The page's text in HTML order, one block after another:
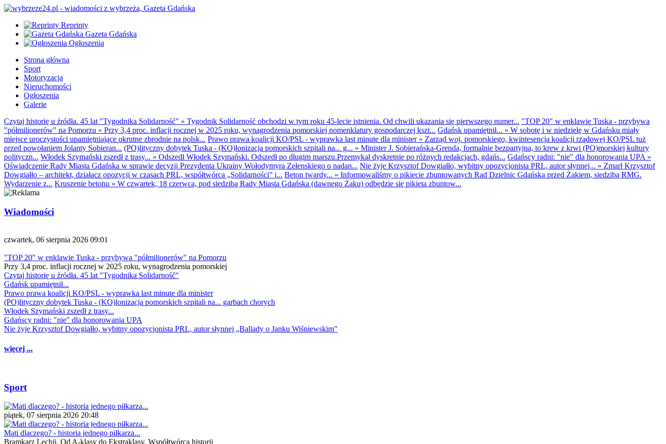
Reprinty
Gazeta Gdańska
Ogłoszenia
Strona główna
Sport
Motoryzacja
Nieruchomości
Ogłoszenia
Galerie
Czytaj historię u źródła. 45 lat "Tygodnika Solidarność" » Tygodnik Solidarność obchodzi w tym roku 45-lecie istnienia. Od chwili ukazania się pierwszego numer... "TOP 20" w enklawie Tuska - przybywa
"półmilionerów" na Pomorzu » Przy 3,4 proc. inflacji rocznej w 2025 roku, wynagrodzenia pomorskiej nomenklatury gospodarczej kszt... Gdańsk upamiętnił... » W sobotę i w niedzielę w Gdańsku miały
miejsce uroczystości upamiętniające okrutne zbrodnie na polsk... Prawo prawa koalicji KO/PSL - wyprawka last minute dla minister» Zarząd woj. pomorskiego, kwintesencja koalicji rządowej KO/PSL tuż
przed powołaniem Jolanty Sobieran... (PO)lityczny dobytek Tuska - (KO)lonizacja pomorskich szpitali na... g... » Minister J. Sobierańska-Grenda, formalnie bezpartyjna, to krew z krwi (PO)morskiej kultury
polityczn... Włodek Szymański zszedł z trasy... » Odszedł Włodek Szymański. Odszedł po długim marszu.Przemykał dyskretnie po różnych redakcjach, gdańs... Gdańscy radni: "nie" dla honorowania UPA »
Oświadczenie Rady Miasta Gdańska w sprawie decyzji Prezydenta Ukrainy Wołodymyra Zełenskiego o nadan... Nie żyje Krzysztof Dowgiałło, wybitny opozycjonista PRL, autor słynnej... » Zmarł Krzysztof
Dowgiałło – architekt, działacz opozycji w czasach PRL, współtwórca „Solidarności” i... Beton twardy... » Informowaliśmy o pikiecie zbuntowanych Rad Dzielnic Gdańska przed Żakiem, siedzibą RMG.
Wydarzenie z... Kruszenie betonu » W czwartek, 18 czerwca, pod siedzibą Rady Miasta Gdańska (dawnego Żaku) odbędzie się pikieta zbuntow...
Wiadomości
czwartek, 06 sierpnia 2026 09:01
"TOP 20" w enklawie Tuska - przybywa "półmilionerów" na Pomorzu
Przy 3,4 proc. inflacji rocznej w 2025 roku, wynagrodzenia pomorskiej
Czytaj historię u źródła. 45 lat "Tygodnika Solidarność"
Gdańsk upamiętnił...
Prawo prawa koalicji KO/PSL - wyprawka last minute dla minister
(PO)lityczny dobytek Tuska - (KO)lonizacja pomorskich szpitali na... garbach chorych
Włodek Szymański zszedł z trasy...
Gdańscy radni: "nie" dla honorowania UPA
Nie żyje Krzysztof Dowgiałło, wybitny opozycjonista PRL, autor słynnej „Ballady o Janku Wiśniewskim”
więcej ...
Sport
piątek, 07 sierpnia 2026 20:48
Mati dlaczego? - historia jednego piłkarza...
Bramkarz Lechii. Od A-klasy do Ekstraklasy. Współtwórca historii